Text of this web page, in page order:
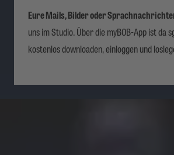
Eure Mails, Bilder oder
uns im Studio. Über die myBOB-App ist da
kostenlos downloaden, einloggen und